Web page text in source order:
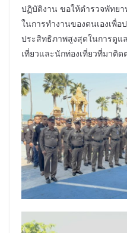
ปฏิบัติงาน ขอให้ตำรวจพัทย
ในการทำงานของตนเองเพื่อ
ประสิทธิภาพสูงสุดในการดูแ
เที่ยวและนักท่องเที่ยวที่มาติ